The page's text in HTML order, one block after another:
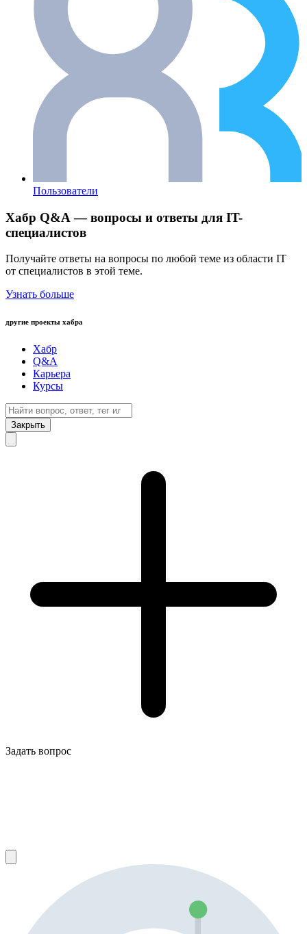
Пользователи
Хабр Q&A — вопросы и ответы для IT-
специалистов
Получайте ответы на вопросы по любой теме из области IT
от специалистов в этой теме.
Узнать больше
другие проекты хабра
Хабр
Q&A
Карьера
Курсы
Закрыть
Задать вопрос